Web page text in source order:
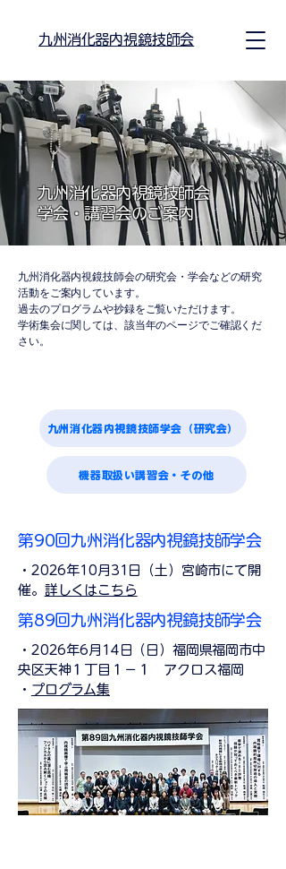
九州消化器内視鏡技師会
九州消化器内視鏡技師会
学会・講習会のご案内
九州消化器内視鏡技師会の研究会・学会などの研究
活動をご案内しています。
過去のプログラムや抄録をご覧いただけます。
学術集会に関しては、該当年のページでご確認くだ
さい。
九州消化器内視鏡技師学会（研究会）
機器取扱い講習会・その他
第90回九州消化器内視鏡技師学会
・2026年10月31日（土）宮崎市にて開
催。 詳しくはこちら
第89回九州消化器内視鏡技師学会
・2026年6月14日（日）福岡県福岡市中
央区天神１丁目１−１ アクロス福岡
・ プログラム集